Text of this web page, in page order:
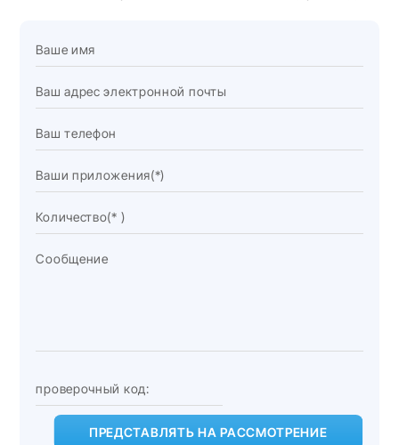
ПРЕДСТАВЛЯТЬ НА РАССМОТРЕНИЕ